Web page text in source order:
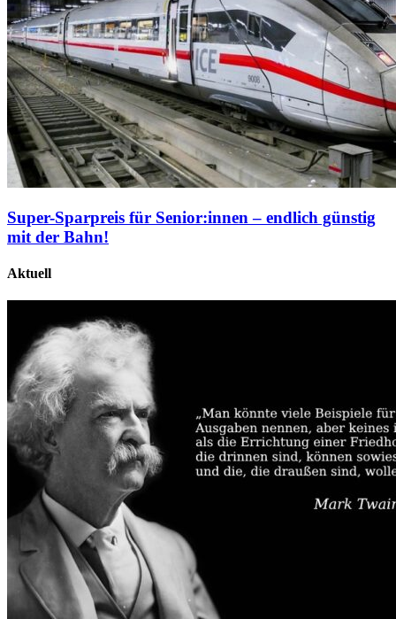
Super-Sparpreis für Senior:innen – endlich günstig
mit der Bahn!
Aktuell